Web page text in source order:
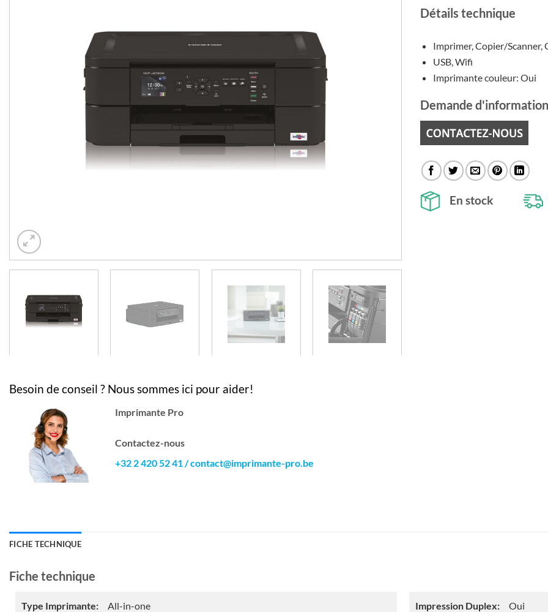
Besoin de conseil ? Nous sommes ici pour aider!
Imprimante Pro
Contactez-nous
+32 2 420 52 41/contact@imprimante-pro.be
Détails technique
Imprimer, Copier/Scanner,
USB, Wifi
Imprimante couleur: Oui
Demande
En stock
FICHE TECHNIQUE
Fiche technique
Type Imprimante: All-in-one Impression Duplex: Oui